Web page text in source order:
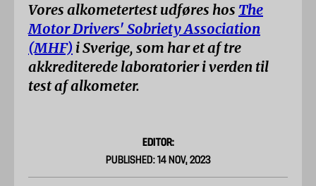
Vores alkometertest udføres hos The
Motor Drivers' Sobriety Association
(MHF) i Sverige, som har et af tre
akkrediterede laboratorier i verden til
test af alkometer.
EDITOR:
PUBLISHED: 14 NOV, 2023